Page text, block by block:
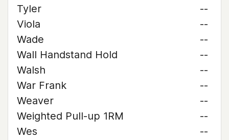
Tyler
--
Viola
--
Wade
--
Wall Handstand Hold
--
Walsh
--
War Frank
--
Weaver
--
Weighted Pull-up 1RM
--
Wes
--